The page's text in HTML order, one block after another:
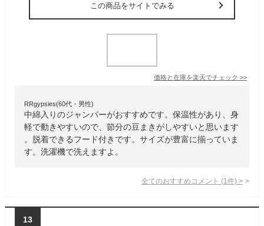
この商品をサイトでみる
価格と在庫を楽天でチェック >>
RRgypsies(60代・男性)
中綿入りのジャンパーがおすすめです。保温性があり、身
軽で動きやすいので、節分の豆まきがしやすいと思います
。脱着できるフード付きです。サイズが豊富に揃っていま
す。洗濯機で洗えますよ。
全てのおすすめコメント (1 件) >
13